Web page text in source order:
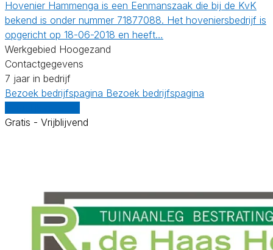
Hovenier Hammenga is een Eenmanszaak die bij de KvK
bekend is onder nummer 71877088. Het hoveniersbedrijf is
opgericht op 18-06-2018 en heeft…
Werkgebied Hoogezand
Contactgegevens
7 jaar in bedrijf
Bezoek bedrijfspagina Bezoek bedrijfspagina
Gratis - Vrijblijvend